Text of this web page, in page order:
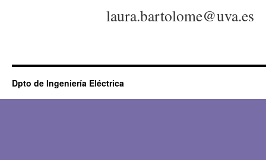
laura.bartolome@uva.es
Dpto de Ingeniería Eléctrica